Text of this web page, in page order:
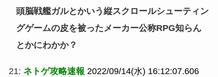
頭脳戦艦ガルとかいう縦スクロールシューティン
グゲームの皮を被ったメーカー公称RPG知らん
とかにわかか？
21: ネトゲ攻略速報 2022/09/14(水) 16:12:07.606